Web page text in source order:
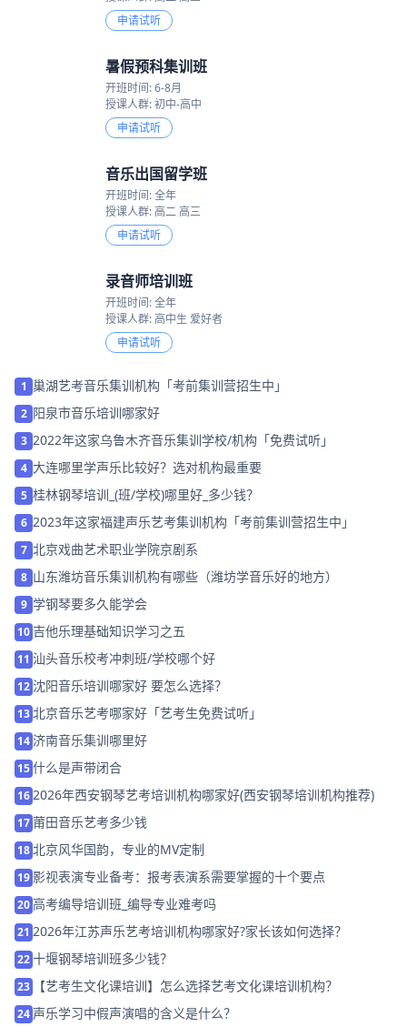
申请试听
暑假预科集训班
开班时间: 6-8月
授课人群: 初中-高中
申请试听
音乐出国留学班
开班时间: 全年
授课人群: 高二 高三
申请试听
录音师培训班
开班时间: 全年
授课人群: 高中生 爱好者
申请试听
1 巢湖艺考音乐集训机构「考前集训营招生中」
2 阳泉市音乐培训哪家好
3 2022年这家乌鲁木齐音乐集训学校/机构「免费试听」
4 大连哪里学声乐比较好？选对机构最重要
5 桂林钢琴培训_(班/学校)哪里好_多少钱？
6 2023年这家福建声乐艺考集训机构「考前集训营招生中」
7 北京戏曲艺术职业学院京剧系
8 山东潍坊音乐集训机构有哪些（潍坊学音乐好的地方）
9 学钢琴要多久能学会
10 吉他乐理基础知识学习之五
11 汕头音乐校考冲刺班/学校哪个好
12沈阳音乐培训哪家好 要怎么选择？
13 北京音乐艺考哪家好「艺考生免费试听」
14 济南音乐集训哪里好
15什么是声带闭合
16 2026年西安钢琴艺考培训机构哪家好(西安钢琴培训机构推荐)
17莆田音乐艺考多少钱
18 北京风华国韵，专业的MV定制
19 影视表演专业备考：报考表演系需要掌握的十个要点
20高考编导培训班_编导专业难考吗
21 2026年江苏声乐艺考培训机构哪家好?家长该如何选择？
22十堰钢琴培训班多少钱？
23 【艺考生文化课培训】怎么选择艺考文化课培训机构？
24 声乐学习中假声演唱的含义是什么？